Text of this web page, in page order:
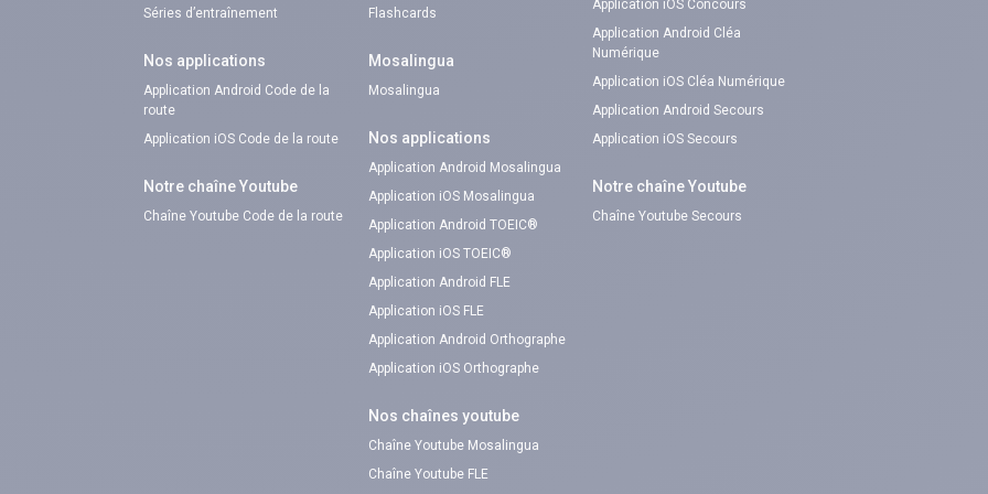
Séries d’entraînement
Nos applications
Application Android Code de la
route
Application iOS Code de la route
Notre chaîne Youtube
Chaîne Youtube Code de la route
Flashcards
Mosalingua
Mosalingua
Nos applications
Application Android Mosalingua
Application iOS Mosalingua
Application Android TOEIC®
Application iOS TOEIC®
Application Android FLE
Application iOS FLE
Application Android Orthographe
Application iOS Orthographe
Nos chaînes youtube
Chaîne Youtube Mosalingua
Chaîne Youtube FLE
Application iOS Concours
Application Android Cléa
Numérique
Application iOS Cléa Numérique
Application Android Secours
Application iOS Secours
Notre chaîne Youtube
Chaîne Youtube Secours